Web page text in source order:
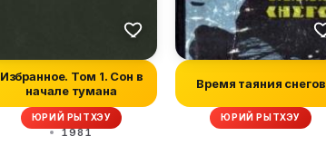
Избранное. Том 1. Сон в
начале тумана
ЮРИЙ РЫТХЭУ
1981
Время таяния снегов
ЮРИЙ РЫТХЭУ